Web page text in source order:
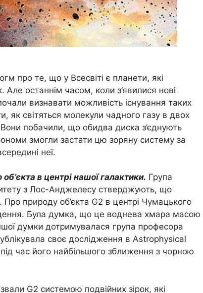
про те, що у Всесвіті є планети, які
Але останнім часом, коли з’явилися нові
визнавати можливість існування таких
як світяться молекули чадного газу в двох
побачили, що обидва диска з’єднують
змогли застати цю зоряну систему за
неї.
в центрі нашої галактики. Група
з Лос-Анджелесу стверджують, що
природу об’єкта G2 в центрі Чумацького
Була думка, що це воднева хмара масою
думки дотримувалася група професора
своє дослідження в Astrophysical
час його найбільшого зближення з чорною
G2 системою подвійних зірок, які